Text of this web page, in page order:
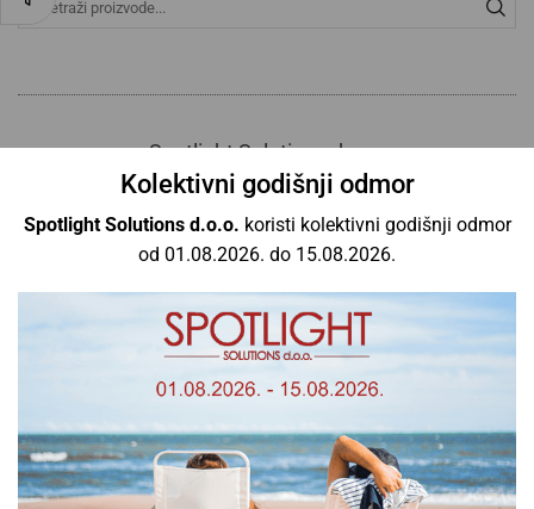
Kolektivni godišnji odmor
Spotlight Solutions d.o.o. koristi kolektivni godišnji odmor
od 01.08.2026. do 15.08.2026.
Spotlight Solutions d.o.o.
Vrhunski brandovi
Ponosni smo što smo dio međunarodnog poslovanja
rasvjetom s najboljim svjetskim brendovima kao i
izvrsnim odnosom cijene i kvalitete.